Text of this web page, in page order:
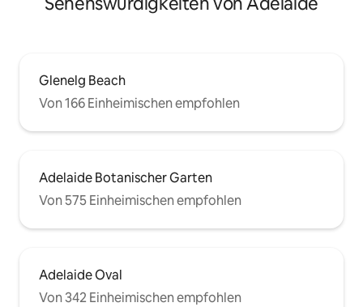
Glenelg Beach
Von 166 Einheimischen empfohlen
Adelaide Botanischer Garten
Von 575 Einheimischen empfohlen
Adelaide Oval
Von 342 Einheimischen empfohlen